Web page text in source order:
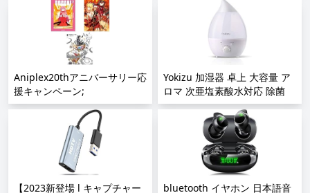
納ケース 衣類 布団 おもちゃ
小物 収納 折り畳み コンテナ
ボックス 大型 プラスチック
キャスター付き おしゃれ 組立
簡単 多機能 防塵 防カビ 防湿
無臭 透明 厚み 強い耐荷重 大
容量 家庭用 車用 複数のサイ
ズ 各種カラー;
Aniplex20thアニバーサリー応
援キャンペーン;
Yokizu 加湿器 卓上 大容量 ア
ロマ 次亜塩素酸水対応 除菌
超音波 LEDライト 加湿機 しず
く型 お手入れ簡単 静音 省エ
ネ 空焚き防止 吹出口360°調整
乾燥対策 寝室 リビング オフ
ィス 6-9畳;
【2023新登場 l キャプチャー
bluetooth イヤホン 日本語音